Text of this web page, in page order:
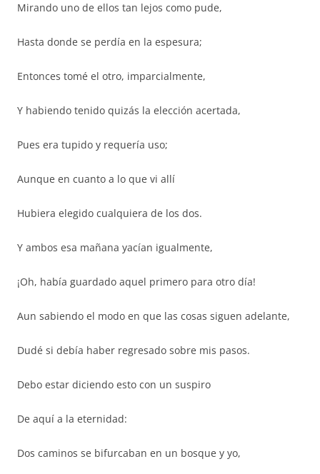
Mirando uno de ellos tan lejos como pude,
Hasta donde se perdía en la espesura;
Entonces tomé el otro, imparcialmente,
Y habiendo tenido quizás la elección acertada,
Pues era tupido y requería uso;
Aunque en cuanto a lo que vi allí
Hubiera elegido cualquiera de los dos.
Y ambos esa mañana yacían igualmente,
¡Oh, había guardado aquel primero para otro día!
Aun sabiendo el modo en que las cosas siguen adelante,
Dudé si debía haber regresado sobre mis pasos.
Debo estar diciendo esto con un suspiro
De aquí a la eternidad:
Dos caminos se bifurcaban en un bosque y yo,